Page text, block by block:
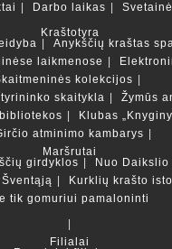
Darbo laikas
Kraštotyra
Anykščių kraštas
laikmenose
kolekcijos
skaitykla
Žymūs
Klubas
atminimo kambarys
Maršrutai
girdyklos
Nuo
Kurklių krašto
tik gomuriui pamaloninti
Filialai